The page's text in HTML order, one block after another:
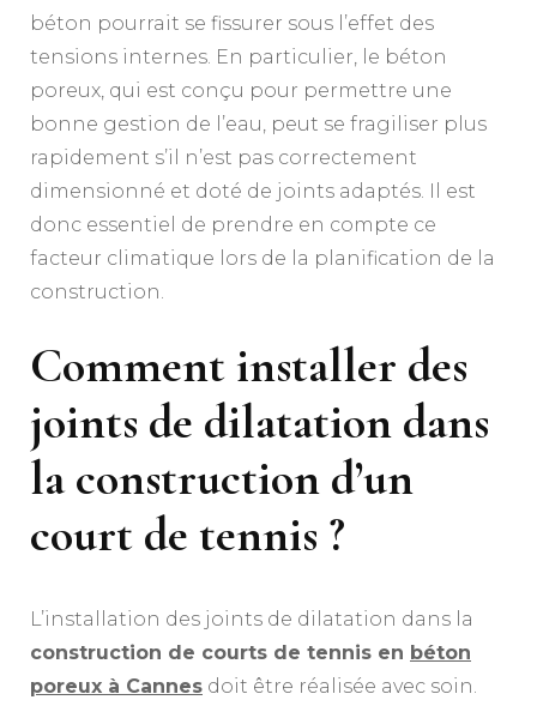
béton pourrait se fissurer sous l’effet des
tensions internes. En particulier, le béton
poreux, qui est conçu pour permettre une
bonne gestion de l’eau, peut se fragiliser plus
rapidement s’il n’est pas correctement
dimensionné et doté de joints adaptés. Il est
donc essentiel de prendre en compte ce
facteur climatique lors de la planification de la
construction.
Comment installer des
joints de dilatation dans
la construction d’un
court de tennis ?
L’installation des joints de dilatation dans la
construction de courts de tennis en béton
poreux à Cannes doit être réalisée avec soin.